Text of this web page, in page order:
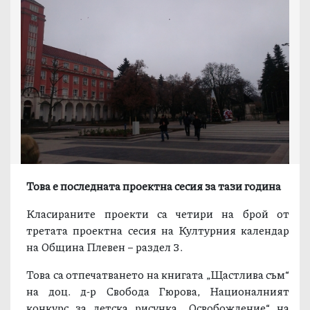
Това е последната проектна сесия за тази година
Класираните проекти са четири на брой от
третата проектна сесия на Културния календар
на Община Плевен – раздел 3.
Това са отпечатването на книгата „Щастлива съм“
на доц. д-р Свобода Гюрова, Националният